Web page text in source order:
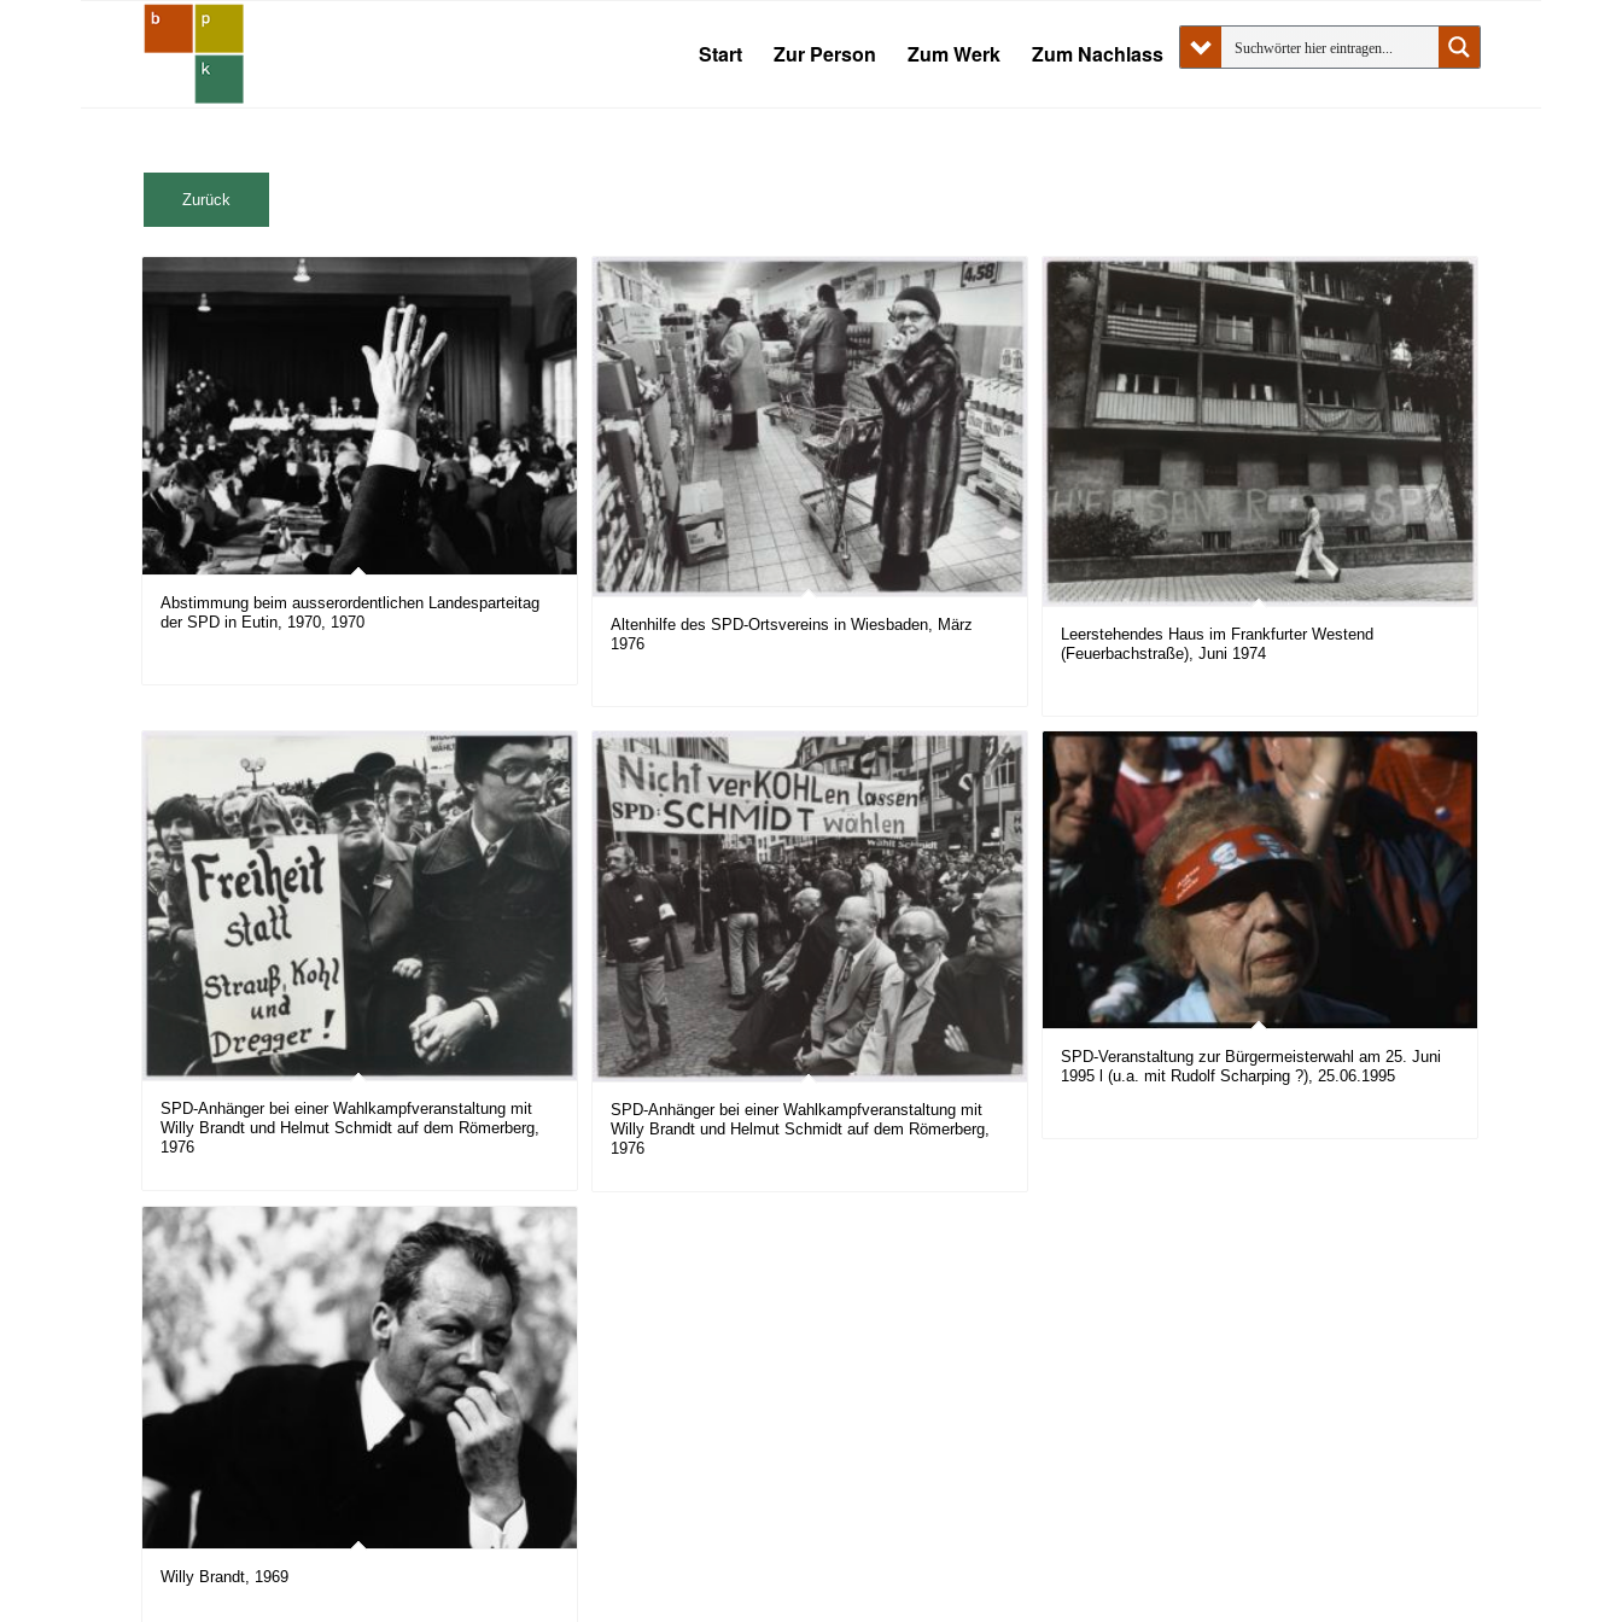
Start Zur Person Zum Werk Zum Nachlass
Abstimmung beim ausserordentlichen Landesparteitag
der SPD in Eutin, 1970, 1970
Altenhilfe des SPD-Ortsvereins in Wiesbaden, März
1976
Leerstehendes Haus im Frankfurter Westend
(Feuerbachstraße), Juni 1974
SPD-Anhänger bei einer Wahlkampfveranstaltung mit
Willy Brandt und Helmut Schmidt auf dem Römerberg,
1976
SPD-Anhänger bei einer Wahlkampfveranstaltung mit
Willy Brandt und Helmut Schmidt auf dem Römerberg,
1976
SPD-Veranstaltung zur Bürgermeisterwahl am 25. Juni
1995 l (u.a. mit Rudolf Scharping ?), 25.06.1995
Willy Brandt, 1969